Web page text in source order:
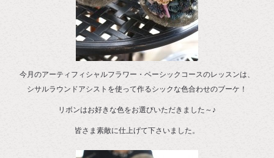
今月のアーティフィシャルフラワー・ベーシックコースのレッスンは、
シサルラウンドアシストを使って作るシックな色合わせのブーケ！
リボンはお好きな色をお選びいただきました～♪
皆さま素敵に仕上げて下さいました。